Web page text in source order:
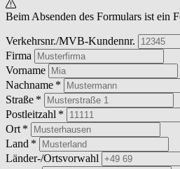
Beim Absenden des Formulars ist ein
Verkehrsnr./MVB-Kundennr.
Firma
Vorname
Nachname
Straße
Postleitzahl
Ort
Land
Länder-/Ortsvorwahl